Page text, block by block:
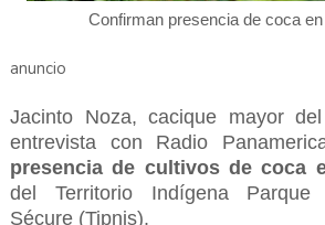
Confirman presencia de coca
anuncio
Jacinto Noza, cacique mayor
entrevista con Radio
presencia de cultivos de coca
del Territorio Indígena Parque
Sécure (Tipnis).